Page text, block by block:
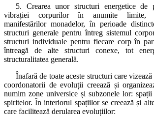
5. Crearea unor structuri energetice de
vibrației corpurilor în anumite limite,
manifestărilor monadelor, în perioade
structuri generale pentru întreg sistemul
structuri individuale pentru fiecare corp în
întreagă de alte structuri conexe, tot
structuralitatea generală.
Înafară de toate aceste structuri care
coordonatorii de evoluții creează și
numim zone universice și subzonele lor:
spiritelor. În interiorul spațiilor se creează și
care facilitează derularea evoluțiilor: